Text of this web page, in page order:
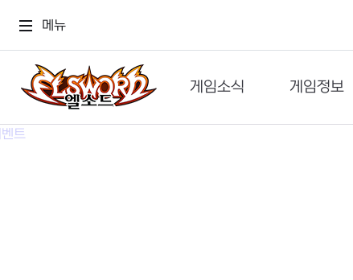
메뉴
게임소식
공지사항
게임정보
세계관